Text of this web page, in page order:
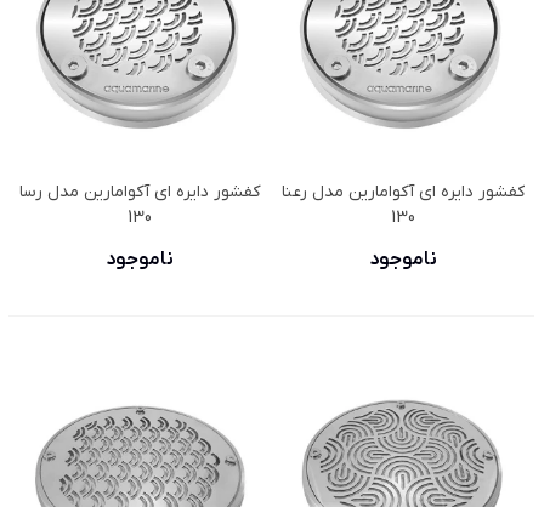
کفشور دایره ای آکوامارین مدل رعنا
130
ناموجود
کفشور دایره ای آکوامارین مدل رسا
130
ناموجود